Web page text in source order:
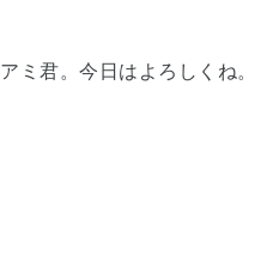
アミ君。今日はよろしくね。